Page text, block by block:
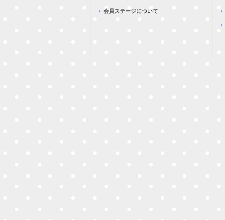
会員ステージについて